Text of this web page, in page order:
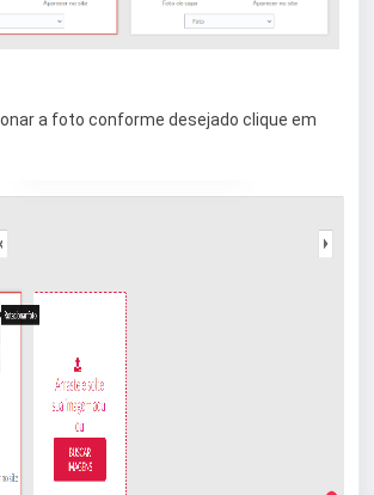
a foto conforme desejado clique em